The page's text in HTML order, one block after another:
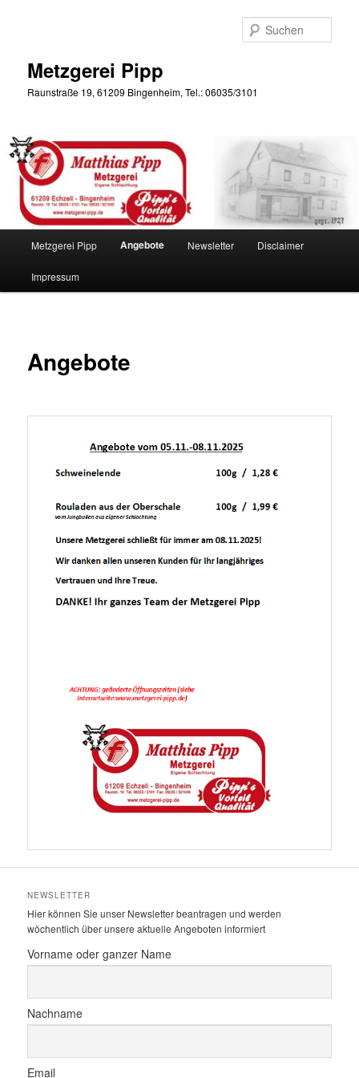
Metzgerei Pipp
Raunstraße 19, 61209 Bingenheim, Tel.: 06035/3101
Metzgerei Pipp Angebote Newsletter Disclaimer
Impressum
Angebote
NEWSLETTER
Hier können Sie unser Newsletter beantragen und werden
wöchentlich über unsere aktuelle Angeboten informiert
Vorname oder ganzer Name
Nachname
Email